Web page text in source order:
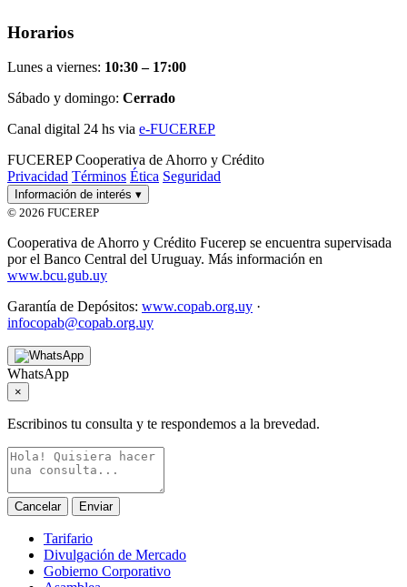
Horarios
Lunes a viernes: 10:30 – 17:00
Sábado y domingo: Cerrado
Canal digital 24 hs via e-FUCEREP
FUCEREP Cooperativa de Ahorro y Crédito
Privacidad Términos Ética Seguridad
Información de interés ▾
© 2026 FUCEREP
Cooperativa de Ahorro y Crédito Fucerep se encuentra supervisada
por el Banco Central del Uruguay. Más información en
www.bcu.gub.uy
Garantía de Depósitos: www.copab.org.uy ·
infocopab@copab.org.uy
WhatsApp
×
Escribinos tu consulta y te respondemos a la brevedad.
Cancelar Enviar
Tarifario
Divulgación de Mercado
Gobierno Corporativo